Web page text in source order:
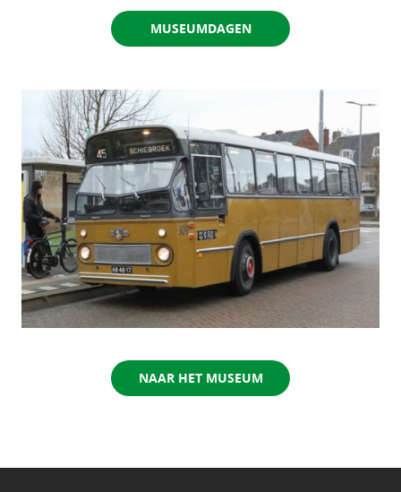
MUSEUMDAGEN
NAAR HET MUSEUM